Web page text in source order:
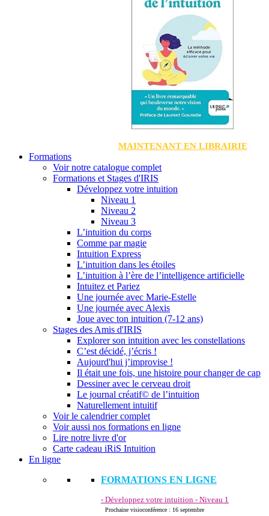
MAINTENANT EN LIBRAIRIE
Formations
Voir notre catalogue complet
Formations et Stages d'IRIS
Développez votre intuition
Niveau 1
Niveau 2
Niveau 3
L’intuition du corps
Comme par magie
Intuition Express
L’intuition dans les étoiles
L’intuition à l’ère de l’intelligence artificielle
Intuitez et Pariez
Une journée avec Marie-Estelle
Une journée avec Alexis
Joue avec ton intuition (7-12 ans)
Stages des Amis d'IRIS
Explorer son intuition avec les constellations
C’est décidé, j’écris !
Aujourd'hui j’improvise !
Il était une fois, une histoire pour changer de cap
Dessiner avec le cerveau droit
Le journal créatif© de l’intuition
Naturellement intuitif
Voir le calendrier complet
Voir aussi nos formations en ligne
Lire notre livre d'or
Carte cadeau iRiS Intuition
En ligne
FORMATIONS EN LIGNE
- Développez votre intuition - Niveau 1
Prochaine visioconférence : 16 septembre